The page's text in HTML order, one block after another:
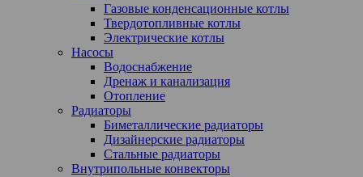
Газовые конденсационные котлы
Твердотопливные котлы
Электрические котлы
Насосы
Водоснабжение
Дренаж и канализация
Отопление
Радиаторы
Биметаллические радиаторы
Дизайнерские радиаторы
Стальные радиаторы
Внутрипольные конвекторы